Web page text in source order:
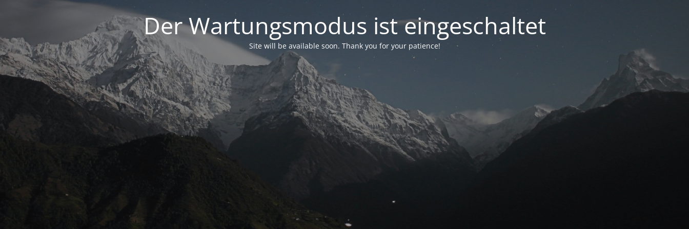
Der Wartungsmodus ist eingeschaltet
Site will be available soon. Thank you for your patience!